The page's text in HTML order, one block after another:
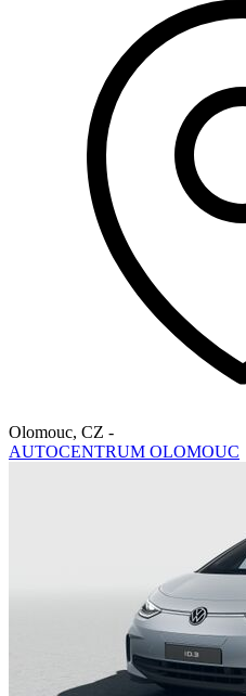
Olomouc, CZ -
AUTOCENTRUM OLOMOUC